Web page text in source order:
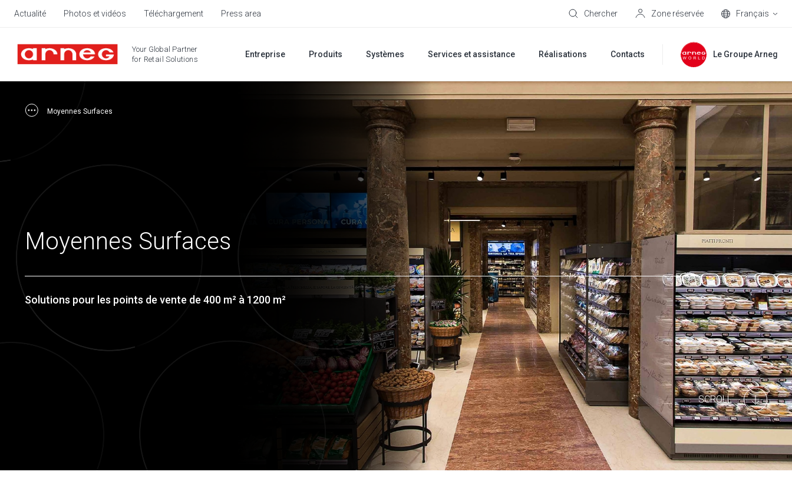
Actualité Photos et vidéos Téléchargement Press area Chercher Zone réservée Français
Your Global Partner
for Retail Solutions
Entreprise Produits Systèmes Services et assistance Réalisations Contacts Le Groupe Arneg
Moyennes Surfaces
Moyennes Surfaces
Solutions pour les points de vente de 400 m² à 1200 m²
SCROLL